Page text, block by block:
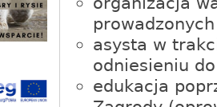
asysta w
odniesieniu
edukacja